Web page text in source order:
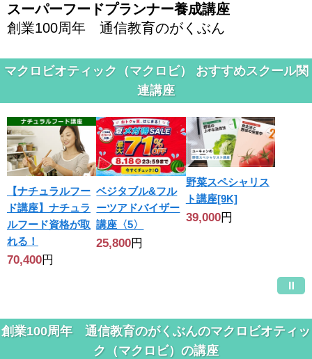
スーパーフードプランナー養成講座
創業100周年 通信教育のがくぶん
マクロビオティック（マクロビ） おすすめスクール関
連講座
【ナチュラルフー
ド講座】ナチュラ
ルフード資格が取
れる！
70,400円
ベジタブル&フル
ーツアドバイザー
講座〈5〉
25,800円
野菜スペシャリス
ト講座[9K]
39,000円
創業100周年 通信教育のがくぶんのマクロビオティッ
ク（マクロビ）の講座